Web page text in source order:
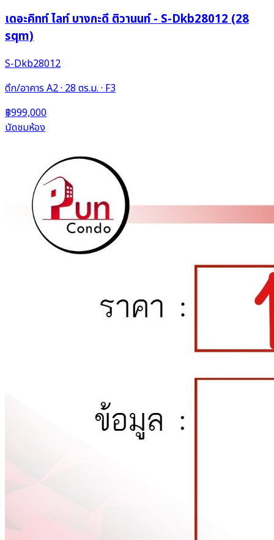
เดอะคิทท์ ไลท์ บางกะดี ติวานนท์ - S-Dkb28012 (28
sqm)
S-Dkb28012
ตึก/อาคาร A2 · 28 ตร.ม. · F3
฿999,000
นัดชมห้อง